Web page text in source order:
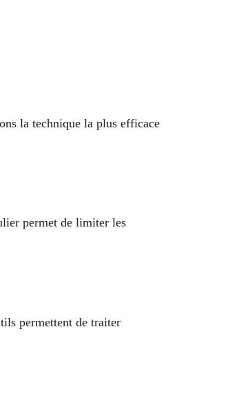
la technique la plus efficace
permet de limiter les
permettent de traiter